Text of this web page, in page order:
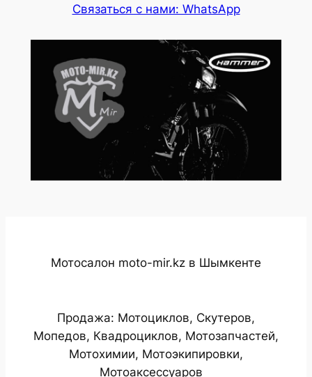
Связаться с нами: WhatsApp
Мотосалон moto-mir.kz в Шымкенте
Продажа: Мотоциклов, Скутеров,
Мопедов, Квадроциклов, Мотозапчастей,
Мотохимии, Мотоэкипировки,
Мотоаксессуаров